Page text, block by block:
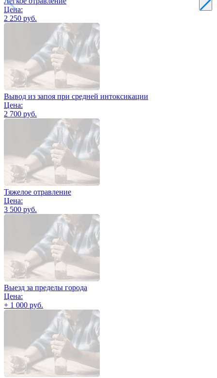
Цена:
2 250 руб.
Вывод из запоя при средней интоксикации
Цена:
2 700 руб.
Тяжелое отравление
Цена:
3 500 руб.
Выезд за пределы города
Цена:
+ 1 000 руб.